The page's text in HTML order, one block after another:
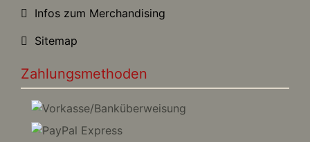
Infos zum Merchandising
Sitemap
Zahlungsmethoden